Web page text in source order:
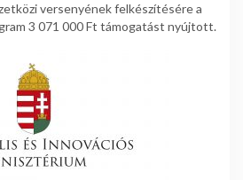
versenyének felkészítésére a
3 071 000 Ft támogatást nyújtott.